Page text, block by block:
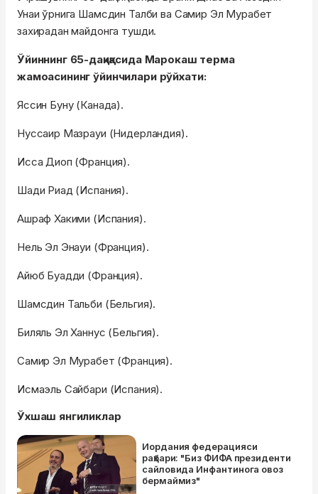
Унаи ўрнига Шамсдин Талби ва Самир Эл Мурабет
захирадан майдонга тушди.
Ўйиннинг 65-дақиқасида Марокаш терма
жамоасининг ўйинчилари рўйхати:
Яссин Буну (Канада).
Нуссаир Мазрауи (Нидерландия).
Исса Диоп (Франция).
Шади Риад (Испания).
Ашраф Хакими (Испания).
Нель Эл Энауи (Франция).
Айюб Буадди (Франция).
Шамсдин Тальби (Бельгия).
Биляль Эл Ханнус (Бельгия).
Самир Эл Мурабет (Франция).
Исмаэль Сайбари (Испания).
Ўхшаш янгиликлар
Иордания федерацияси
раҳбари: "Биз ФИФА президенти
сайловида Инфантинога овоз
бермаймиз"